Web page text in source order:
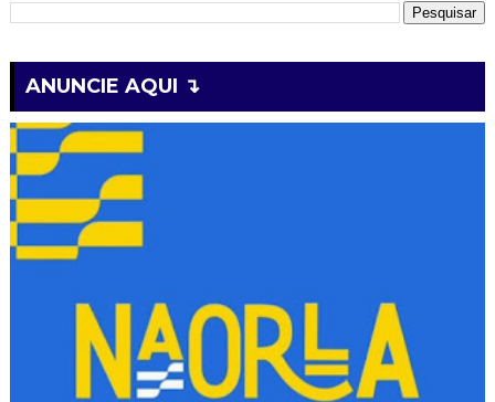
ANUNCIE AQUI ↴